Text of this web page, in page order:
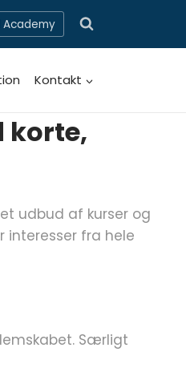
Academy
Kontakt
korte,
udbud af kurser og
interesser fra hele
Særligt